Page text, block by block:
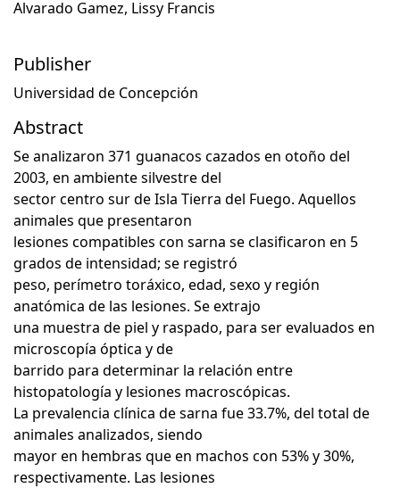
Alvarado Gamez, Lissy Francis
Publisher
Universidad de Concepción
Abstract
Se analizaron 371 guanacos cazados en otoño del
2003, en ambiente silvestre del
sector centro sur de Isla Tierra del Fuego. Aquellos
animales que presentaron
lesiones compatibles con sarna se clasificaron en 5
grados de intensidad; se registró
peso, perímetro toráxico, edad, sexo y región
anatómica de las lesiones. Se extrajo
una muestra de piel y raspado, para ser evaluados en
microscopía óptica y de
barrido para determinar la relación entre
histopatología y lesiones macroscópicas.
La prevalencia clínica de sarna fue 33.7%, del total de
animales analizados, siendo
mayor en hembras que en machos con 53% y 30%,
respectivamente. Las lesiones